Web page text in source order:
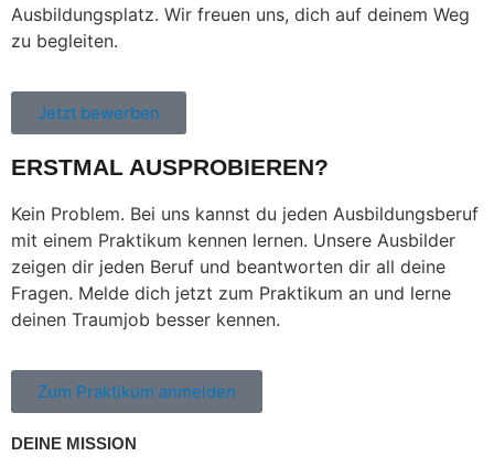
Ausbildungsplatz. Wir freuen uns, dich auf deinem Weg
zu begleiten.
Jetzt bewerben
ERSTMAL AUSPROBIEREN?
Kein Problem. Bei uns kannst du jeden Ausbildungsberuf
mit einem Praktikum kennen lernen. Unsere Ausbilder
zeigen dir jeden Beruf und beantworten dir all deine
Fragen. Melde dich jetzt zum Praktikum an und lerne
deinen Traumjob besser kennen.
Zum Praktikum anmelden
DEINE MISSION